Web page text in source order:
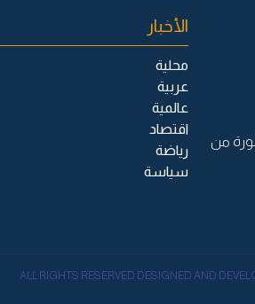
من
الأخبار
محلية
عربية
عالمية
اقتصاد
رياضة
سياسة
ALL RIGHTS RESERVED DESIGNED AND